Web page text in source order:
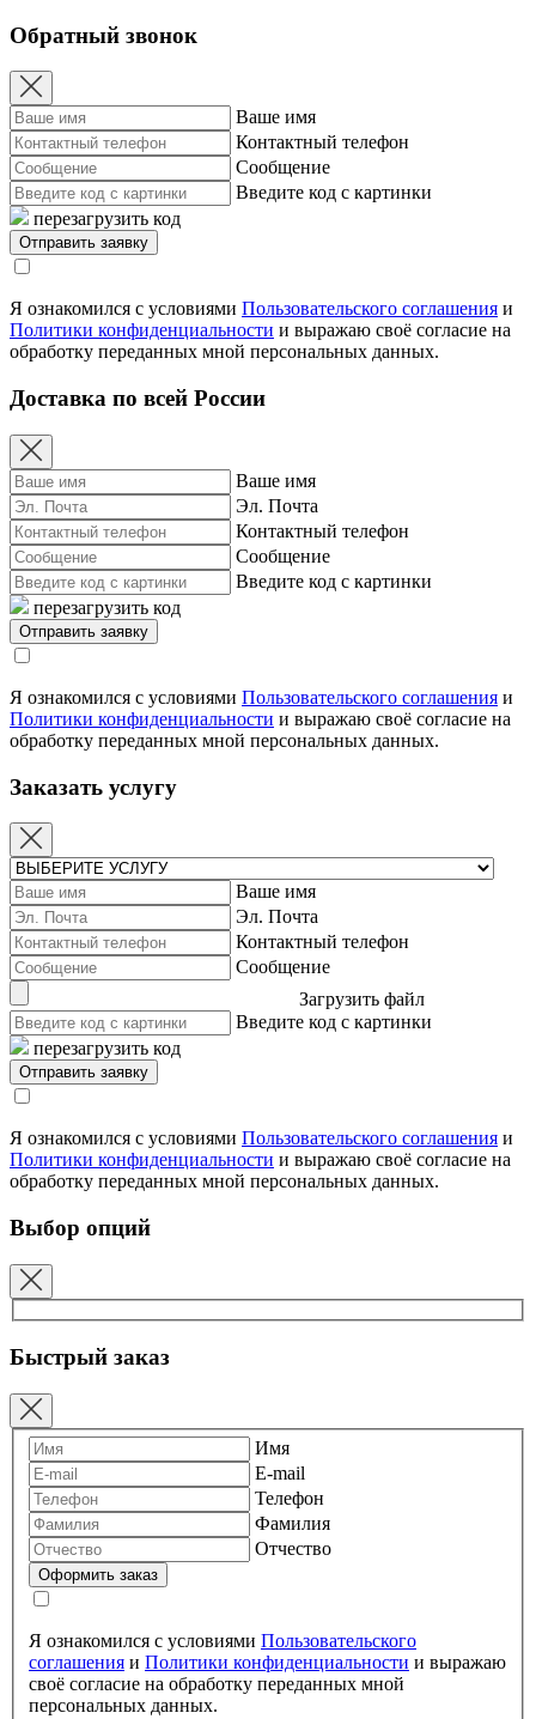
Обратный звонок
Ваше имя
Контактный телефон
Сообщение
Введите код с картинки
перезагрузить код
Я ознакомился с условиями Пользовательского соглашения и
Политики конфиденциальности и выражаю своё согласие на
обработку переданных мной персональных данных.
Доставка по всей России
Ваше имя
Эл. Почта
Контактный телефон
Сообщение
Введите код с картинки
перезагрузить код
Я ознакомился с условиями Пользовательского соглашения и
Политики конфиденциальности и выражаю своё согласие на
обработку переданных мной персональных данных.
Заказать услугу
Ваше имя
Эл. Почта
Контактный телефон
Сообщение
Загрузить файл
Введите код с картинки
перезагрузить код
Я ознакомился с условиями Пользовательского соглашения и
Политики конфиденциальности и выражаю своё согласие на
обработку переданных мной персональных данных.
Выбор опций
Быстрый заказ
Имя
E-mail
Телефон
Фамилия
Отчество
Я ознакомился с условиями Пользовательского
соглашения и Политики конфиденциальности и выражаю
своё согласие на обработку переданных мной
персональных данных.